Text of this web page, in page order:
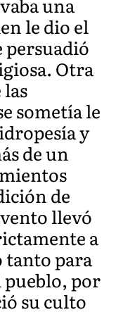
una
le dio el
persuadió
Otra
sometía le
y
de un
de
llevó
a
tanto para
pueblo, por
su culto